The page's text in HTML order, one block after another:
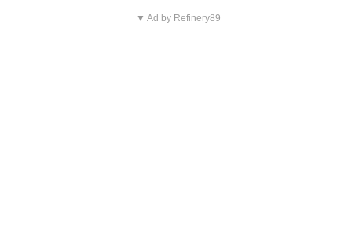
▼ Ad by Refinery89